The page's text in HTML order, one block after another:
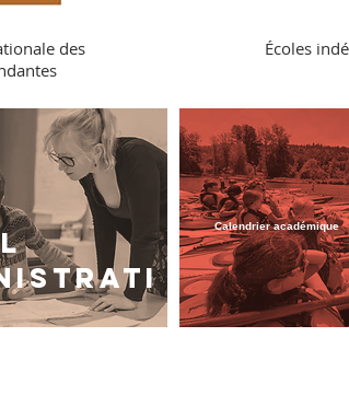
des
Écoles
Calendrier académique